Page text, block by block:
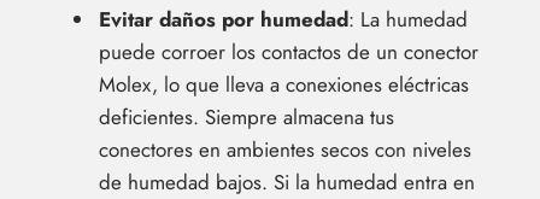
Evitar daños por humedad: La humedad
puede corroer los contactos de un conector
Molex, lo que lleva a conexiones eléctricas
deficientes. Siempre almacena tus
conectores en ambientes secos con niveles
de humedad bajos. Si la humedad entra en